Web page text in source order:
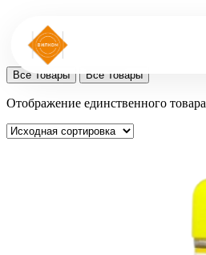
Все Товары Все Товары
Отображение единственного товара